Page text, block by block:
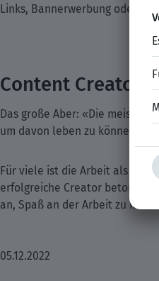
Links, Bannerwerbung oder
Content Creator
Das große Aber: «Die meisten
um davon leben zu können»,
Für viele ist die Arbeit als
erfolgreiche Creator betonen,
an, Spaß an der Arbeit zu
05.12.2022